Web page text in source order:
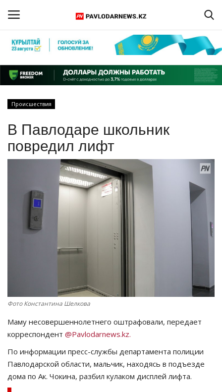
Регистрация
Главная
ПАВЛОДАРСКАЯ ОБЛАСТЬ
СПЕЦПРОЕКТЫ
РАЗВЛЕЧЕНИЯ
Курултай
Язык
Происшествия
В Павлодаре школьник
повредил лифт
Фото Константина Шелкова
Маму несовершеннолетнего оштрафовали, передает
корреспондент @Pavlodarnews.kz.
По информации пресс-службы департамента полиции
Павлодарской области, мальчик, находясь в подъезде
дома по Ак. Чокина, разбил кулаком дисплей лифта.